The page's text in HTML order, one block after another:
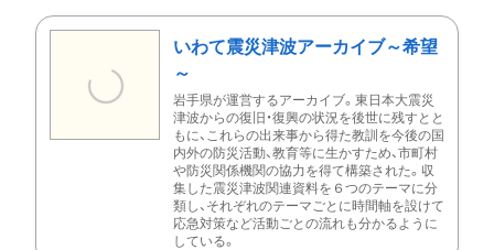
いわて震災津波アーカイブ～希望
～
岩手県が運営するアーカイブ。東日本大震災
津波からの復旧・復興の状況を後世に残すとと
もに、これらの出来事から得た教訓を今後の国
内外の防災活動、教育等に生かすため、市町村
や防災関係機関の協力を得て構築された。収
集した震災津波関連資料を６つのテーマに分
類し、それぞれのテーマごとに時間軸を設けて
応急対策など活動ごとの流れも分かるように
している。